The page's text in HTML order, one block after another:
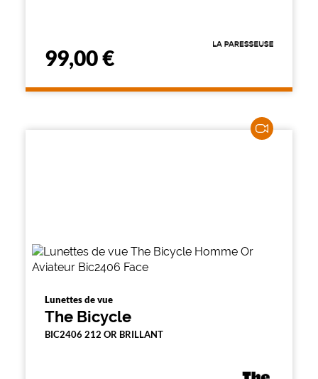
99,00 €
Lunettes de vue
The Bicycle
BIC2406 212 OR BRILLANT